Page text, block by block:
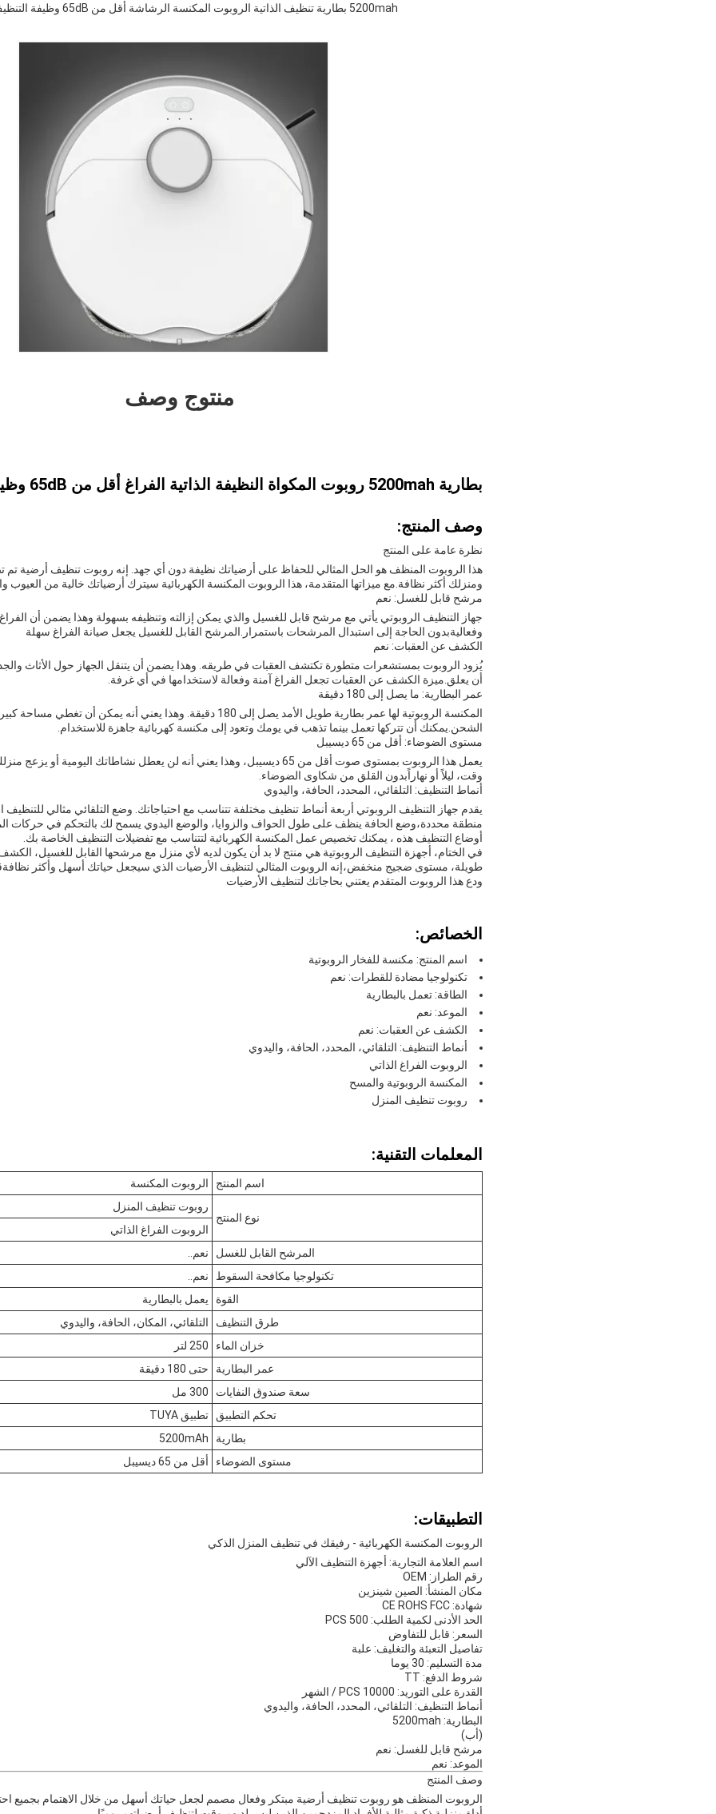
5200mah بطارية تنظيف الذاتية الروبوت المكنسة الرشاشة أقل من 65dB وظيفة التنظيف الذاتي
منتوج وصف
بطارية 5200mah روبوت المكواة النظيفة الذاتية الفراغ أقل من 65dB وظيفة التنظيف الذاتي
وصف المنتج:
نظرة عامة على المنتج
هذا الروبوت المنظف هو الحل المثالي للحفاظ على أرضياتك نظيفة دون أي جهد. إنه روبوت تنظيف أرضية
ومنزلك أكثر نظافة.مع ميزاتها المتقدمة، هذا الروبوت المكنسة الكهربائية سيترك أرضياتك خالية من العيوب
مرشح قابل للغسل: نعم
جهاز التنظيف الروبوتي يأتي مع مرشح قابل للغسيل والذي يمكن إزالته وتنظيفه بسهولة وهذا يضمن أن الفراغ
وفعاليةبدون الحاجة إلى استبدال المرشحات باستمرار.المرشح القابل للغسيل يجعل صيانة الفراغ سهلة
الكشف عن العقبات: نعم
يُزود الروبوت بمستشعرات متطورة تكتشف العقبات في طريقه. وهذا يضمن أن يتنقل الجهاز حول الأثاث
أن يعلق.ميزة الكشف عن العقبات تجعل الفراغ آمنة وفعالة لاستخدامها في أي غرفة.
عمر البطارية: ما يصل إلى 180 دقيقة
المكنسة الروبوتية لها عمر بطارية طويل الأمد يصل إلى 180 دقيقة. وهذا يعني أنه
الشحن.يمكنك أن تتركها تعمل بينما تذهب في يومك وتعود إلى مكنسة كهربائية جاهزة للاستخدام.
مستوى الضوضاء: أقل من 65 ديسيبل
يعمل هذا الروبوت بمستوى صوت أقل من 65 ديسيبل، وهذا يعني أنه لن يعطل نشاطاتك
وقت، ليلاً أو نهاراًبدون القلق من شكاوى الضوضاء.
أنماط التنظيف: التلقائي، المحدد، الحافة، واليدوي
يقدم جهاز التنظيف الروبوتي أربعة أنماط تنظيف مختلفة تتناسب مع احتياجاتك. وضع التلقائي مثالي
منطقة محددة،وضع الحافة ينظف على طول الحواف والزوايا، والوضع اليدوي يسمح لك بالتحكم في حركات
أوضاع التنظيف هذه ، يمكنك تخصيص عمل المكنسة الكهربائية لتتناسب مع تفضيلات التنظيف الخاصة بك.
في الختام، أجهزة التنظيف الروبوتية هي منتج لا بد أن يكون لديه لأي منزل مع مرشحها القابل للغسيل،
طويلة، مستوى ضجيج منخفض،إنه الروبوت المثالي لتنظيف الأرضيات الذي سيجعل حياتك أسهل وأكثر
ودع هذا الروبوت المتقدم يعتني بحاجاتك لتنظيف الأرضيات
الخصائص:
اسم المنتج: مكنسة للفخار الروبوتية
تكنولوجيا مضادة للقطرات: نعم
الطاقة: تعمل بالبطارية
الموعد: نعم
الكشف عن العقبات: نعم
أنماط التنظيف: التلقائي، المحدد، الحافة، واليدوي
الروبوت الفراغ الذاتي
المكنسة الروبوتية والمسح
روبوت تنظيف المنزل
المعلمات التقنية:
اسم المنتج الروبوت المكنسة
نوع المنتج
روبوت تنظيف المنزل
الروبوت الفراغ الذاتي
المرشح القابل للغسل
نعم..
تكنولوجيا مكافحة السقوط
نعم..
القوة
يعمل بالبطارية
طرق التنظيف
التلقائي، المكان، الحافة، واليدوي
خزان الماء
250 لتر
عمر البطارية
حتى 180 دقيقة
سعة صندوق النفايات
300 مل
تحكم التطبيق
تطبيق TUYA
بطارية
5200mAh
مستوى الضوضاء
أقل من 65 ديسيبل
التطبيقات:
الروبوت المكنسة الكهربائية - رفيقك في تنظيف المنزل الذكي
اسم العلامة التجارية: أجهزة التنظيف الآلي
رقم الطراز: OEM
مكان المنشأ: الصين شينزين
شهادة: CE ROHS FCC
الحد الأدنى لكمية الطلب: 500 PCS
السعر: قابل للتفاوض
تفاصيل التعبئة والتغليف: علبة
مدة التسليم: 30 يوما
شروط الدفع: TT
القدرة على التوريد: 10000 PCS / الشهر
أنماط التنظيف: التلقائي، المحدد، الحافة، واليدوي
البطارية: 5200mah
(أب)
مرشح قابل للغسل: نعم
الموعد: نعم
وصف المنتج
الروبوت المنظف هو روبوت تنظيف أرضية مبتكر وفعال مصمم لجعل حياتك أسهل من خلال الاهتمام بجميع